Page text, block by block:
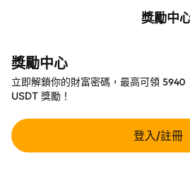
獎勵中
獎勵中心
立即解鎖你的財富密碼，最高可領 5940
USDT 獎勵！
登入/註冊